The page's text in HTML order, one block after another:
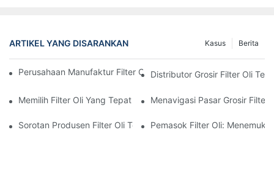
ARTIKEL YANG DISARANKAN Berita
Kasus
Perusahaan Manufaktur Filter Oli Teratas: Tinjauan
Distributor Grosir Filter Oli
Memilih Filter Oli Yang Tepat Untuk Model Kendaraan Anda:
Menavigasi Pasar Grosir Filter
Sorotan Produsen Filter Oli Terkemuka Dan Inovasi Mereka
Pemasok Filter Oli: